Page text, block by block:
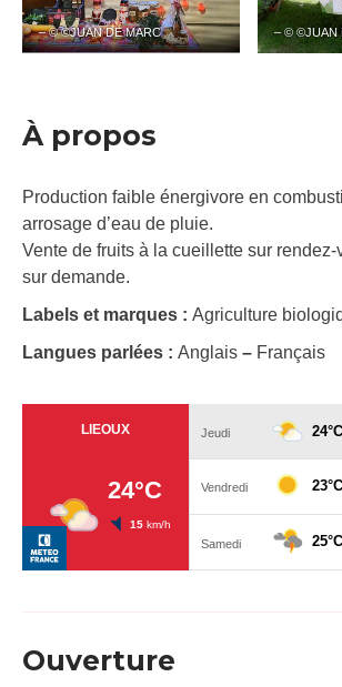
– © ©JUAN DE MARC – © ©JUAN
À propos
Production faible énergivore en
arrosage d’eau de pluie.
Vente de fruits à la cueillette sur
sur demande.
Labels et marques : Agriculture
Langues parlées : Anglais – Français
Ouverture